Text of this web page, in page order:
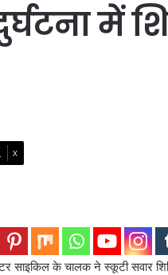
में
X
साइकिल के चालक ने स्कूटी सवार